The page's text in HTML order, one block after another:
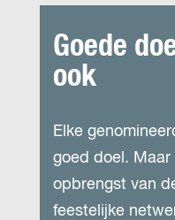
Goede
ook
Elke
goed doel.
opbrengst van
feestelijke